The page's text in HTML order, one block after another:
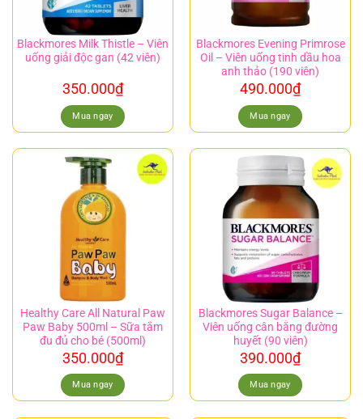
Blackmores Milk Thistle – Viên
uống giải độc gan (42 viên)
350.000₫
Mua ngay
Blackmores Evening Primrose
Oil – Viên uống tinh dầu hoa
anh thảo (190 viên)
490.000₫
Mua ngay
Healthy Care All Natural Paw
Paw Baby 500ml – Sữa tắm
đu đủ cho bé (500ml)
350.000₫
Mua ngay
Blackmores Sugar Balance –
Viên uống cân bằng đường
huyết (90 viên)
390.000₫
Mua ngay